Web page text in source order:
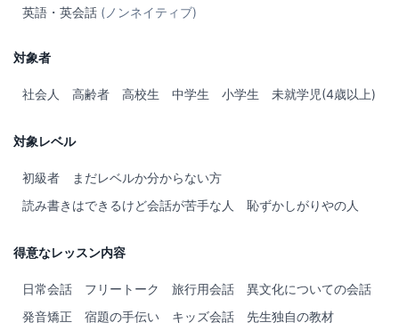
P.S. I accept both in-person and online classes. Please send me
英語・英会話 (ノンネイティブ)
対象者
社会人 高齢者 高校生 中学生 小学生 未就学児(4歳以上)
対象レベル
初級者
まだレベルか分からない方
読み書きはできるけど会話が苦手な人
恥ずかしがりやの人
得意なレッスン内容
日常会話 フリートーク 旅行用会話
異文化についての会話
発音矯正
宿題の手伝い キッズ会話 先生独自の教材